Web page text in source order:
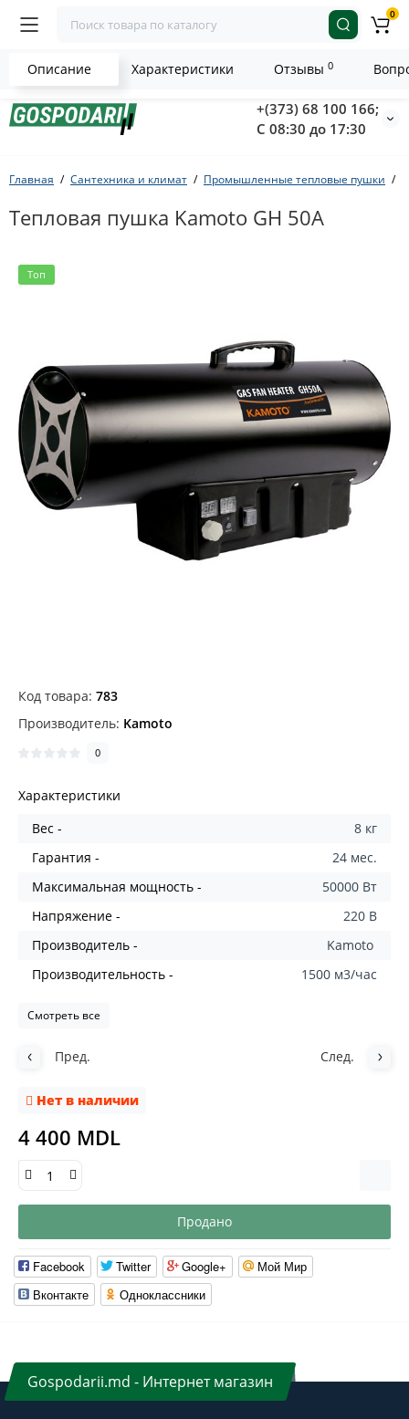
+(373) 68 100 166;
С 08:30 до 17:30
0
Главная Сантехника и климат Промышленные тепловые пушки
Тепловая пушка Kamoto GH 50A
Топ
Код товара: 783
Производитель: Kamoto
0
Характеристики
Вес -
8 кг
Гарантия -
24 мес.
Максимальная мощность -
50000 Вт
Напряжение -
220 В
Производитель -
Kamoto
Производительность -
1500 м3/час
Смотреть все
Пред. След.
Нет в наличии
4 400 MDL
Продано
Facebook Twitter Google+
Мой Мир
Вконтакте
Одноклассники
Описание Характеристики Отзывы 0
Gospodarii.md - Интернет магазин